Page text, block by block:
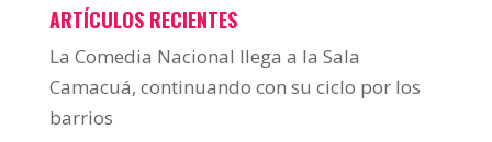
ARTÍCULOS RECIENTES
La Comedia Nacional llega a la Sala
Camacuá, continuando con su ciclo por los
barrios